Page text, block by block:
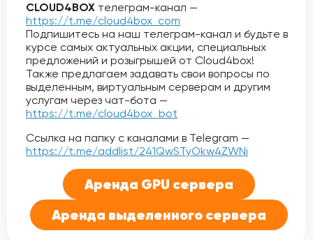
CLOUD4BOX телеграм-канал —
https://t.me/cloud4box_com
Подпишитесь на наш телеграм-канал и будьте в
курсе самых актуальных акции, специальных
предложений и розыгрышей от Cloud4box!
Также предлагаем задавать свои вопросы по
выделенным, виртуальным серверам и другим
услугам через чат-бота —
https://t.me/cloud4box_bot
Ссылка на папку с каналами в Telegram —
https://t.me/addlist/241QwSTyOkw4ZWNi
Аренда GPU сервера
Аренда выделенного сервера